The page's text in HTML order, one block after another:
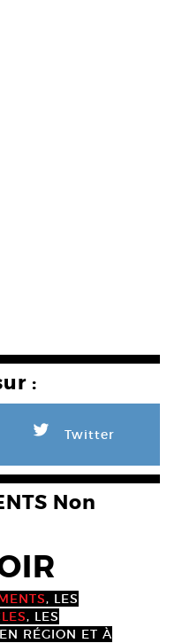
:
L Twitter
Non
, LES
, LES
RÉGION ET À